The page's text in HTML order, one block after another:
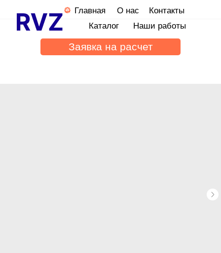
Главная
О нас
Наши работы
Каталог
Контакты
Заявка на расчет